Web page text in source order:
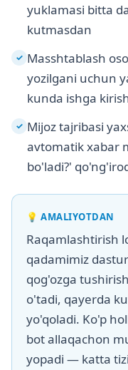
yuklamasi bitta
kutmasdan
✓ Masshtablash
yozilgani uchun
kunda ishga
✓ Mijoz tajribasi
avtomatik xabar
bo'ladi?'
💡AMALIYOTDAN
Raqamlashtirish
qadamimiz
qog'ozga
o'tadi, qayerda
yo'qoladi. Ko'p
bot allaqachon
yopadi — katta